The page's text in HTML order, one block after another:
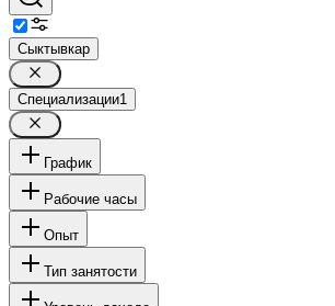
Сыктывкар
Специализации1
График
Рабочие часы
Опыт
Тип занятости